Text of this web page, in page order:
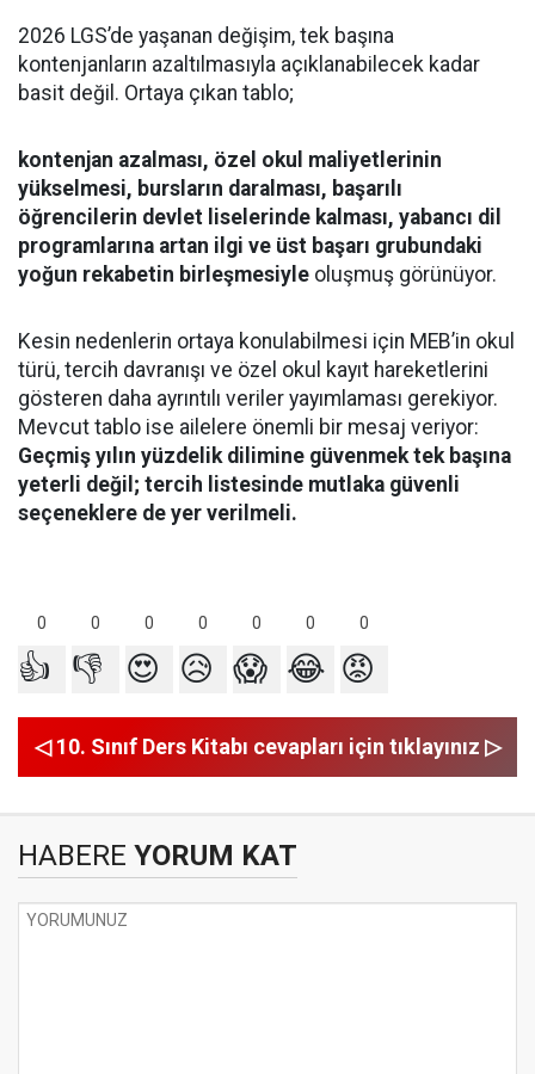
2026 LGS’de yaşanan değişim, tek başına
kontenjanların azaltılmasıyla açıklanabilecek kadar
basit değil. Ortaya çıkan tablo;
kontenjan azalması, özel okul maliyetlerinin
yükselmesi, bursların daralması, başarılı
öğrencilerin devlet liselerinde kalması, yabancı dil
programlarına artan ilgi ve üst başarı grubundaki
yoğun rekabetin birleşmesiyle oluşmuş görünüyor.
Kesin nedenlerin ortaya konulabilmesi için MEB’in okul
türü, tercih davranışı ve özel okul kayıt hareketlerini
gösteren daha ayrıntılı veriler yayımlaması gerekiyor.
Mevcut tablo ise ailelere önemli bir mesaj veriyor:
Geçmiş yılın yüzdelik dilimine güvenmek tek başına
yeterli değil; tercih listesinde mutlaka güvenli
seçeneklere de yer verilmeli.
0 0 0 0 0 0 0
👍 👎 😍 😥 😱 😂 😡
◁ 10. Sınıf Ders Kitabı cevapları için tıklayınız ▷
HABERE YORUM KAT